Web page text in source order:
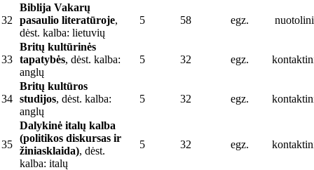
32
Biblija Vakarų
pasaulio literatūroje,
dėst. kalba: lietuvių
5 58 egz.
33
Britų kultūrinės
tapatybės, dėst. kalba:
anglų
5 32 egz.
34
Britų kultūros
studijos, dėst. kalba:
anglų
5 32 egz.
35
Dalykinė italų kalba
(politikos diskursas ir
žiniasklaida), dėst.
kalba: italų
5 32 egz.